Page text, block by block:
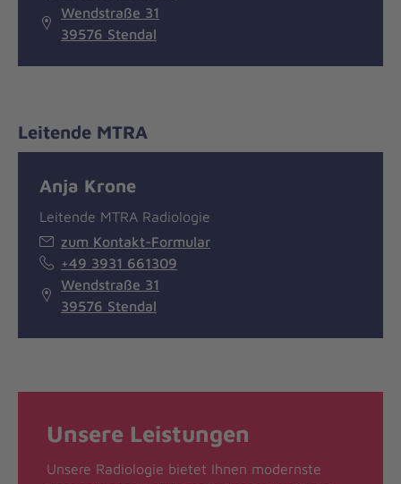
Wendstraße 31
39576 Stendal
Leitende MTRA
Anja Krone
Leitende MTRA Radiologie
zum Kontakt-Formular
+49 3931 661309
Wendstraße 31
39576 Stendal
Unsere Leistungen
Unsere Radiologie bietet Ihnen modernste